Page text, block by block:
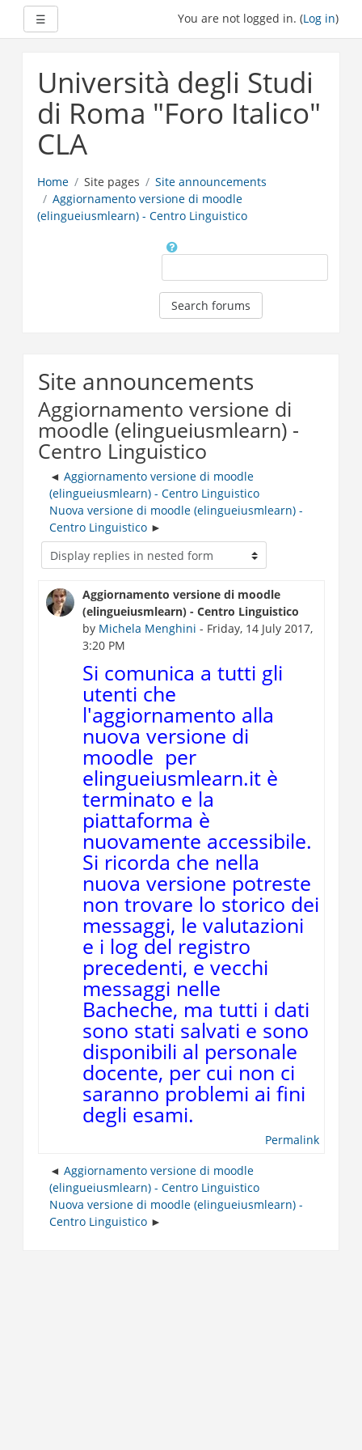
☰ You are not logged in. (Log in)
Università degli Studi
di Roma "Foro Italico"
CLA
Home Site pages
Site announcements
Aggiornamento versione di moodle
(elingueiusmlearn) - Centro Linguistico
Search forums
Site announcements
Aggiornamento versione di
moodle (elingueiusmlearn) -
Centro Linguistico
Aggiornamento versione di moodle
(elingueiusmlearn) - Centro Linguistico
Nuova versione di moodle (elingueiusmlearn) -
Centro Linguistico
Aggiornamento versione di moodle
(elingueiusmlearn) - Centro Linguistico
by Michela Menghini - Friday, 14 July 2017,
3:20 PM
Si comunica a tutti gli
utenti che
l'aggiornamento alla
nuova versione di
moodle per
elingueiusmlearn.it è
terminato e la
piattaforma è
nuovamente accessibile.
Si ricorda che nella
nuova versione potreste
non trovare lo storico dei
messaggi, le valutazioni
e i log del registro
precedenti, e vecchi
messaggi nelle
Bacheche, ma tutti i dati
sono stati salvati e sono
disponibili al personale
docente, per cui non ci
saranno problemi ai fini
degli esami.
Permalink
Aggiornamento versione di moodle
(elingueiusmlearn) - Centro Linguistico
Nuova versione di moodle (elingueiusmlearn) -
Centro Linguistico